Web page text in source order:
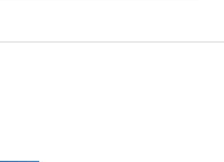
вышло в